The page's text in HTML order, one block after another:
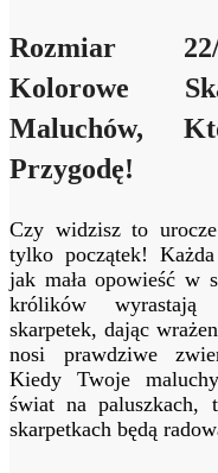
Rozmiar
Kolorowe
Maluchów,
Przygodę!
Czy widzisz to
tylko początek!
jak mała opowieść w
królików
skarpetek, dając
nosi prawdziwe
Kiedy Twoje
świat na paluszkach,
skarpetkach będą